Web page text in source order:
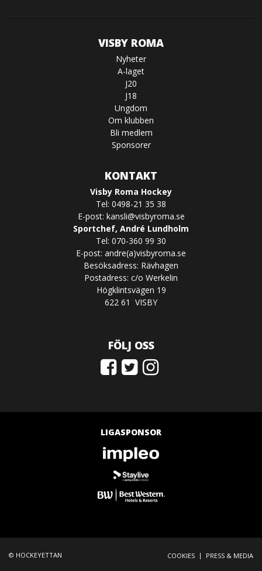
VISBY ROMA
Nyheter
A-laget
J20
J18
Ungdom
Om klubben
Bli medlem
Sponsorer
KONTAKT
Visby Roma Hockey
Tel: 0498-21 35 38
E-post: kansli@visbyroma.se
Sportchef, André Lundholm
Tel: 070-360 99 30
E-post: andre(a)visbyroma.se
Besöksadress: Rävhagen
Postadress: c/o Werkelin
Högklintsvägen 19
622 61 VISBY
FÖLJ OSS
LIGASPONSOR
© HOCKEYETTAN COOKIES | PRESS & MEDIA